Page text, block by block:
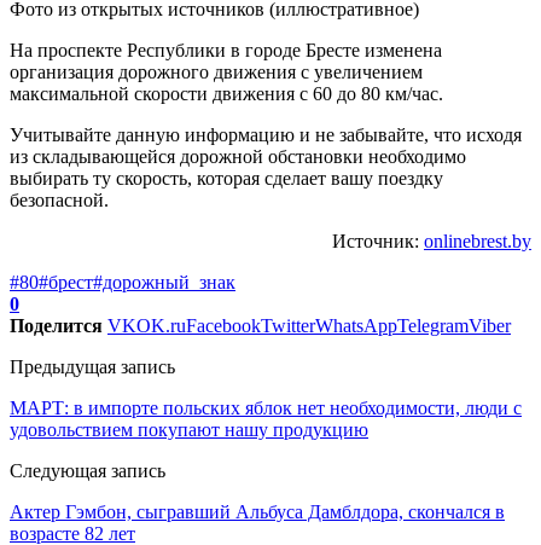
Фото из открытых источников (иллюстративное)
На проспекте Республики в городе Бресте изменена
организация дорожного движения с увеличением
максимальной скорости движения с 60 до 80 км/час.
Учитывайте данную информацию и не забывайте, что исходя
из складывающейся дорожной обстановки необходимо
выбирать ту скорость, которая сделает вашу поездку
безопасной.
Источник: onlinebrest.by
#80#брест#дорожный_знак
0
Поделится VKOK.ruFacebookTwitterWhatsAppTelegramViber
Предыдущая запись
МАРТ: в импорте польских яблок нет необходимости, люди с
удовольствием покупают нашу продукцию
Следующая запись
Актер Гэмбон, сыгравший Альбуса Дамблдора, скончался в
возрасте 82 лет